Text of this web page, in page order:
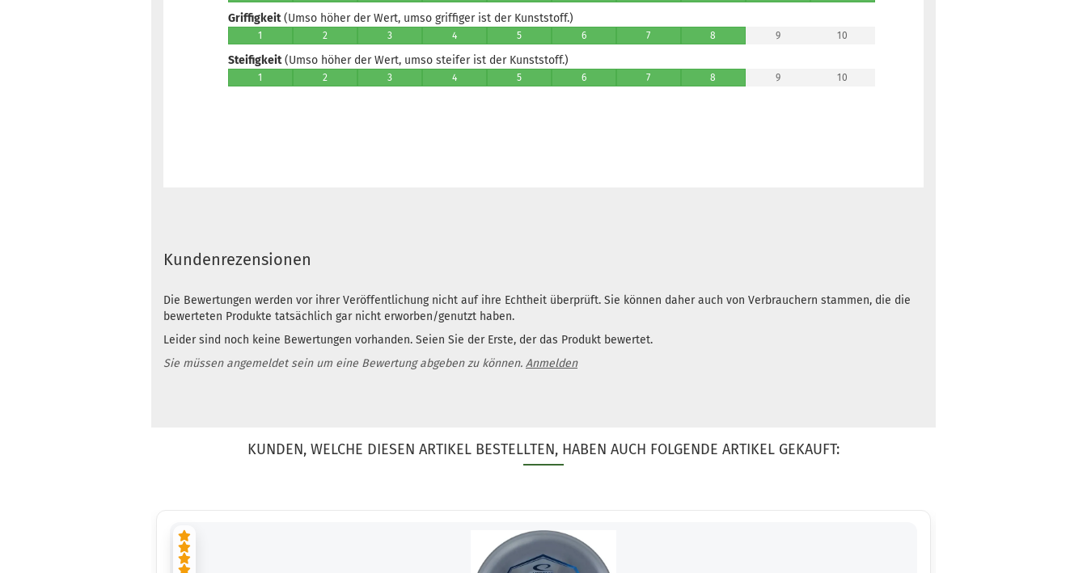
Griffigkeit(Umso höher der Wert, umso griffiger ist der Kunststoff.)
1 2 3 4 5 6 7 8 9 10
Steifigkeit(Umso höher der Wert, umso steifer ist der Kunststoff.)
1 2 3 4 5 6 7 8 9 10
Kundenrezensionen
Die Bewertungen werden vor ihrer Veröffentlichung nicht auf ihre Echtheit überprüft. Sie können daher auch von Verbrauchern stammen, die die
bewerteten Produkte tatsächlich gar nicht erworben/genutzt haben.
Leider sind noch keine Bewertungen vorhanden. Seien Sie der Erste, der das Produkt bewertet.
Sie müssen angemeldet sein um eine Bewertung abgeben zu können. Anmelden
KUNDEN, WELCHE DIESEN ARTIKEL BESTELLTEN, HABEN AUCH FOLGENDE ARTIKEL GEKAUFT: